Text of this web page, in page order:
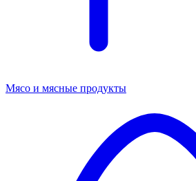
Мясо и мясные продукты